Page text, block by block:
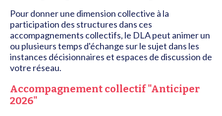
Pour donner une dimension collective à la
participation des structures dans ces
accompagnements collectifs, le DLA peut animer un
ou plusieurs temps d'échange sur le sujet dans les
instances décisionnaires et espaces de discussion de
votre réseau.
Accompagnement collectif "Anticiper
2026"